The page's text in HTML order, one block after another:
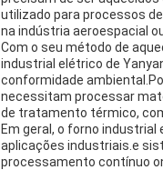
utilizado para processos
na indústria aeroespacial
Com o seu método de
industrial elétrico de
conformidade
necessitam processar
de tratamento térmico,
Em geral, o forno industrial
aplicações industriais.e
processamento contínuo